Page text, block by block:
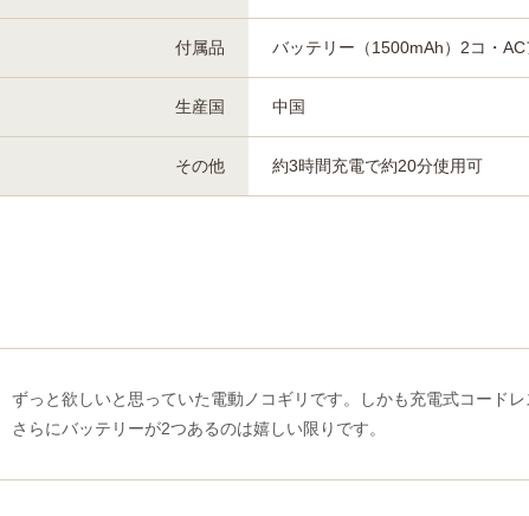
付属品 バッテリー（1500mAh）2コ・
生産国 中国
その他 約3時間充電で約20分使用可
ずっと欲しいと思っていた電動ノコギリです。しかも充電式コードレ
さらにバッテリーが2つあるのは嬉しい限りです。